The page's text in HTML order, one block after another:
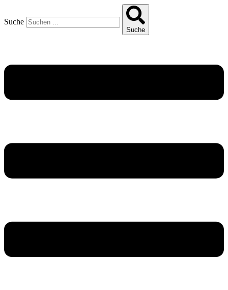
Suche
Suche